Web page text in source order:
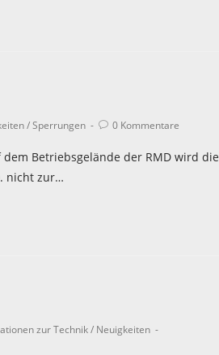
/Sperrungen 0 Kommentare
Betriebsgelände der RMD wird die
nicht zur…
zur Technik/ Neuigkeiten